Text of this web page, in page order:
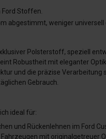
Stoffen.
abgestimmt, weniger universell
Polsterstoff, speziell
Robustheit mit eleganter
und die präzise
Gebrauch.
ideal für:
und Rückenlehnen im Ford
mit originalgetreuer